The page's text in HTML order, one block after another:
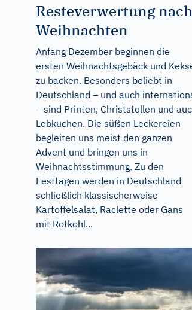
Resteverwertung nach
Weihnachten
Anfang Dezember beginnen die
ersten Weihnachtsgebäck und
zu backen. Besonders beliebt in
Deutschland – und auch
– sind Printen, Christstollen und
Lebkuchen. Die süßen Leckereien
begleiten uns meist den ganzen
Advent und bringen uns in
Weihnachtsstimmung. Zu den
Festtagen werden in Deutschland
schließlich klassischerweise
Kartoffelsalat, Raclette oder Gans
mit Rotkohl...